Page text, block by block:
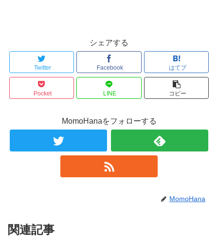
シェアする
Twitter Facebook はてブ
Pocket LINE コピー
MomoHanaをフォローする
MomoHana
関連記事